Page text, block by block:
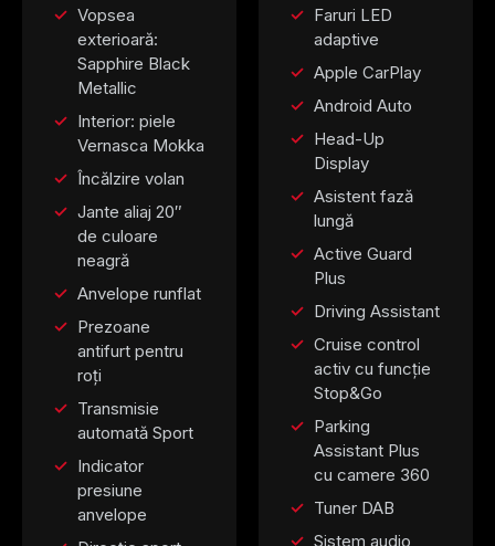
Vopsea
exterioară:
Sapphire Black
Metallic
Interior: piele
Vernasca Mokka
Încălzire volan
Jante aliaj 20″
de culoare
neagră
Anvelope runflat
Prezoane
antifurt pentru
roți
Transmisie
automată Sport
Indicator
presiune
anvelope
Faruri LED
adaptive
Apple CarPlay
Android Auto
Head-Up
Display
Asistent fază
lungă
Active Guard
Plus
Driving Assistant
Cruise control
activ cu funcție
Stop&Go
Parking
Assistant Plus
cu camere 360
Tuner DAB
Sistem audio